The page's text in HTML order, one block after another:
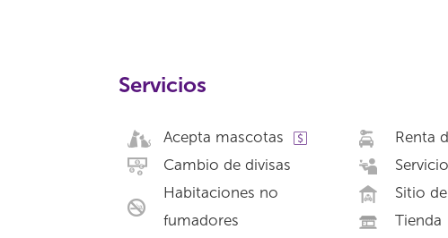
Servicios
Acepta mascotas
Cambio de divisas
Habitaciones no
fumadores
Renta
Sitio
Tienda